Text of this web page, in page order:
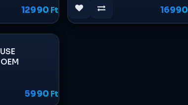
12990 Ft 16990
5990 Ft